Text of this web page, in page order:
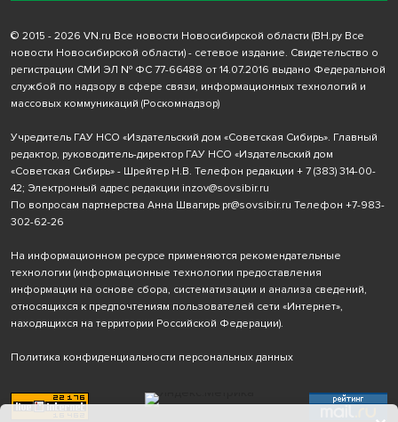
© 2015 - 2026 VN.ru Все новости Новосибирской области (ВН.ру Все
новости Новосибирской области) - сетевое издание. Свидетельство о
регистрации СМИ ЭЛ № ФС 77-66488 от 14.07.2016 выдано Федеральной
службой по надзору в сфере связи, информационных технологий и
массовых коммуникаций (Роскомнадзор)
Учредитель ГАУ НСО «Издательский дом «Советская Сибирь». Главный
редактор, руководитель-директор ГАУ НСО «Издательский дом
«Советская Сибирь» - Шрейтер Н.В. Телефон редакции + 7 (383) 314-00-
42; Электронный адрес редакции inzov@sovsibir.ru
По вопросам партнерства Анна Швагирь pr@sovsibir.ru Телефон +7-983-
302-62-26
На информационном ресурсе применяются рекомендательные
технологии (информационные технологии предоставления
информации на основе сбора, систематизации и анализа сведений,
относящихся к предпочтениям пользователей сети «Интернет»,
находящихся на территории Российской Федерации).
Политика конфиденциальности персональных данных